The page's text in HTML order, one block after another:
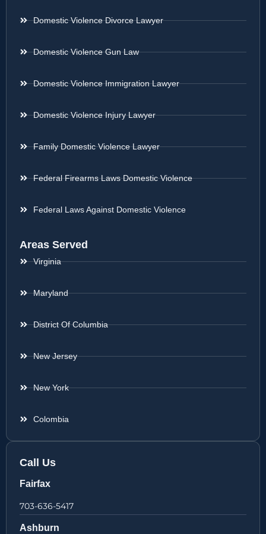
Domestic Violence Divorce Lawyer
Domestic Violence Gun Law
Domestic Violence Immigration Lawyer
Domestic Violence Injury Lawyer
Family Domestic Violence Lawyer
Federal Firearms Laws Domestic Violence
Federal Laws Against Domestic Violence
Areas Served
Virginia
Maryland
District Of Columbia
New Jersey
New York
Colombia
Call Us
Fairfax
703-636-5417
Ashburn